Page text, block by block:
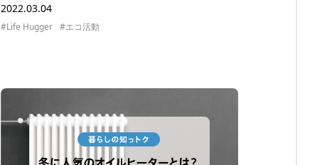
2022.03.04
#Life Hugger #エコ活動